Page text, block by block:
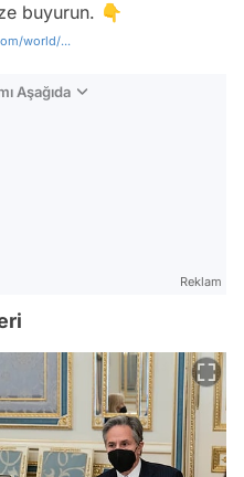
buyurun. 👇
world/...
Aşağıda
Reklam